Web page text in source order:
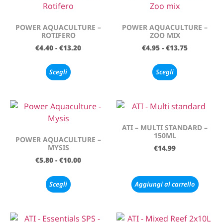
POWER AQUACULTURE –
ROTIFERO
€4.40 - €13.20
Scegli
POWER AQUACULTURE –
ZOO MIX
€4.95 - €13.75
Scegli
POWER AQUACULTURE –
MYSIS
€5.80 - €10.00
Scegli
ATI – MULTI STANDARD –
150ML
€14.99
Aggiungi al carrello